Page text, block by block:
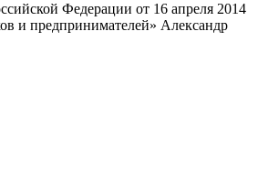
Федерации от 16 апреля 2014
и предпринимателей» Александр